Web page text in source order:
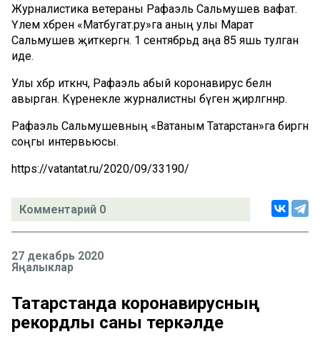
Журналистика ветераны Рафаэль Сальмушев вафат.
Үлем хәбәрен «Матбугат.ру»га аның улы Марат
Сальмушев җиткергән. 1 сентябрьдә аңа 85 яшь тулган
иде.
Улы хәбәр иткәнчә, Рафаэль абый коронавирус белән
авырган. Күренекле журналистны бүген җирләгәннәр.
Рафаэль Сальмушевның «Ватаным Татарстан»га биргән
соңгы интервьюсы.
https://vatantat.ru/2020/09/33190/
Комментарий 0
27 декабрь 2020
Яңалыклар
Татарстанда коронавирусның
рекордлы саны теркәлде